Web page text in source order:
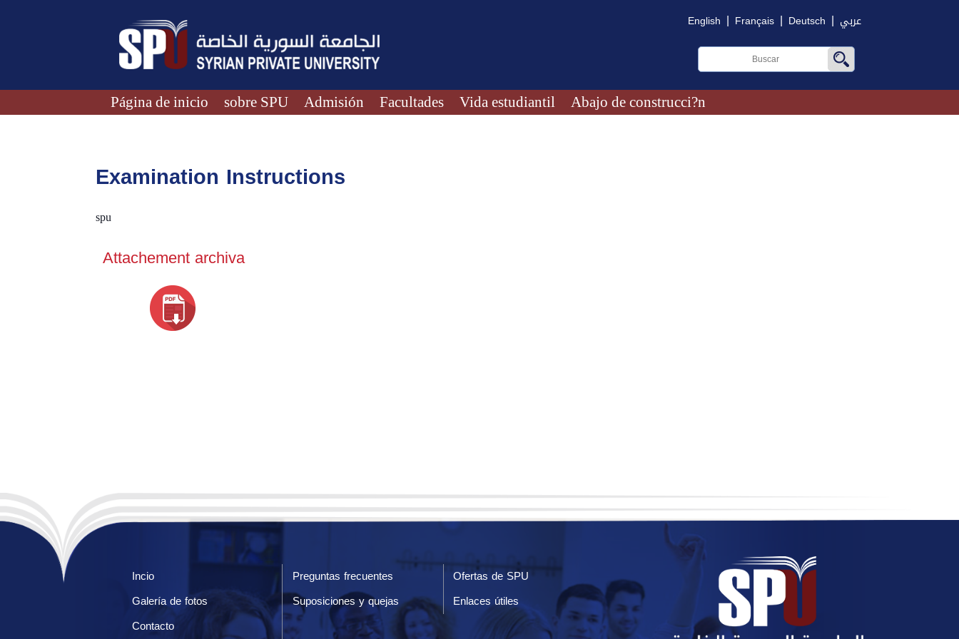
English | Français | Deutsch | عربي
Página de inicio sobre SPU Admisión Facultades Vida estudiantil Abajo de construcci?n
Examination Instructions
spu
Attachement archiva
Incio Preguntas frecuentes
Ofertas de SPU
Galería de fotos
Suposiciones y quejas
Enlaces útiles
Contacto